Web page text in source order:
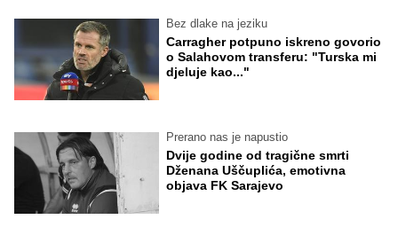
Bez dlake na jeziku
Carragher potpuno iskreno govorio
o Salahovom transferu: "Turska mi
djeluje kao..."
Prerano nas je napustio
Dvije godine od tragične smrti
Dženana Uščuplića, emotivna
objava FK Sarajevo